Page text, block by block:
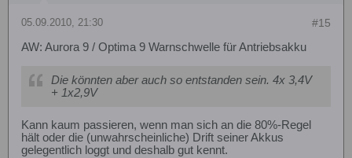
#15
05.09.2010, 21:30
AW: Aurora 9 / Optima 9 Warnschwelle für Antriebsakku
Die könnten aber auch so entstanden sein. 4x 3,4V
+ 1x2,9V
Kann kaum passieren, wenn man sich an die 80%-Regel
hält oder die (unwahrscheinliche) Drift seiner Akkus
gelegentlich loggt und deshalb gut kennt.